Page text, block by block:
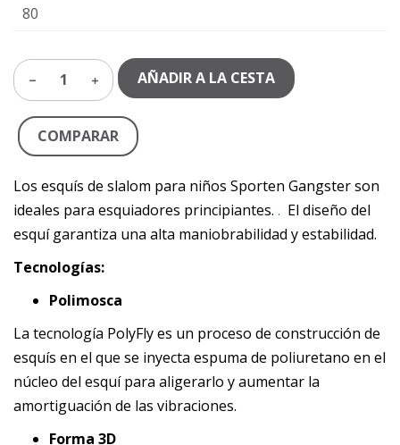
80
1 AÑADIR A LA CESTA
COMPARAR
Los esquís de slalom para niños Sporten Gangster son
ideales para esquiadores principiantes. . El diseño del
esquí garantiza una alta maniobrabilidad y estabilidad.
Tecnologías:
Polimosca
La tecnología PolyFly es un proceso de construcción de
esquís en el que se inyecta espuma de poliuretano en el
núcleo del esquí para aligerarlo y aumentar la
amortiguación de las vibraciones.
Forma 3D